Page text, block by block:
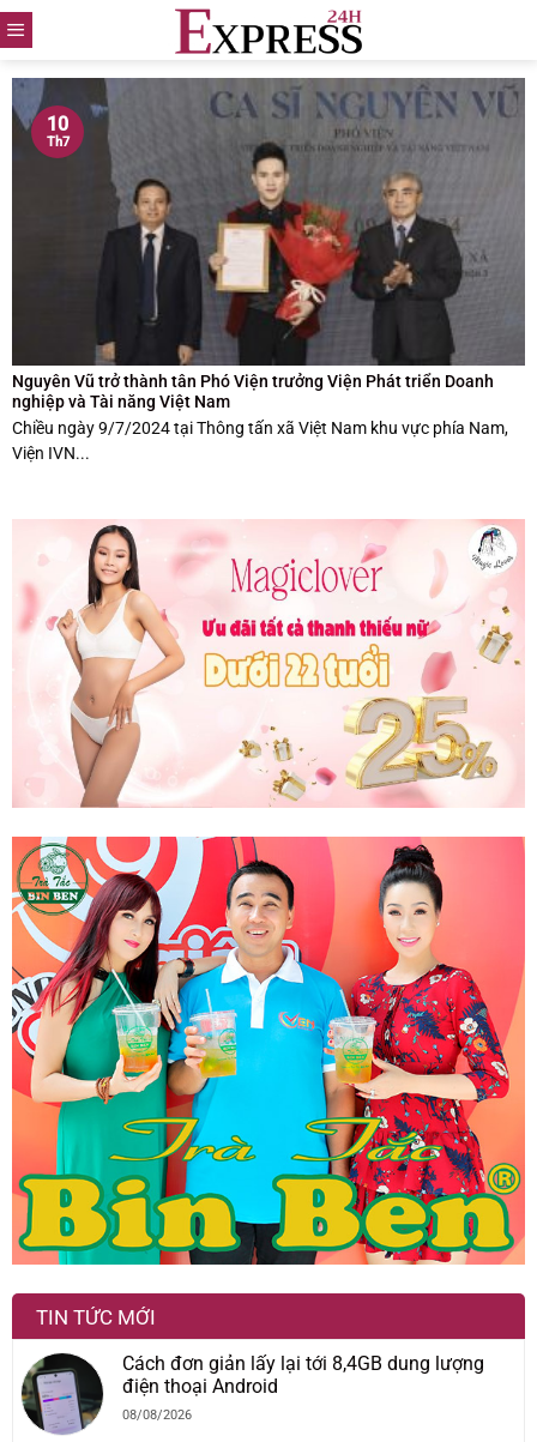
Skip
to
content
Nguyên Vũ trở thành tân Phó Viện trưởng Viện Phát triển Doanh
nghiệp và Tài năng Việt Nam
Chiều ngày 9/7/2024 tại Thông tấn xã Việt Nam khu vực phía Nam,
Viện IVN...
10
Th7
TIN TỨC MỚI
Cách đơn giản lấy lại tới 8,4GB dung lượng
điện thoại Android
08/08/2026